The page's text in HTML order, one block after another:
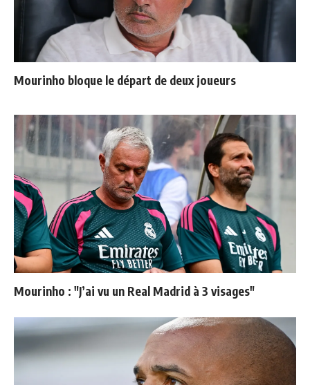
Mourinho bloque le départ de deux joueurs
Mourinho : "J’ai vu un Real Madrid à 3 visages"